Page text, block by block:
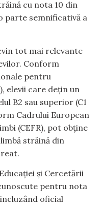
cu nota 10 din
parte semnificativă a
tot mai relevante
Conform
pentru
elevii care dețin un
B2 sau superior (C1
Cadrului European
(CEFR), pot obține
străină din
și Cercetării
pentru nota
oficial